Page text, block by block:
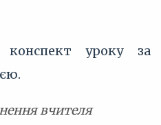
конспект уроку за
вчителя